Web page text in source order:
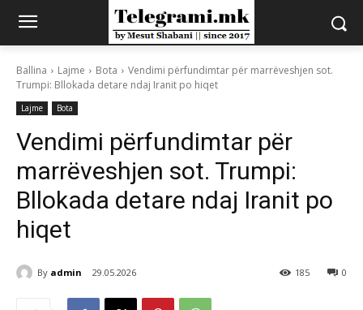
Ballina Lajme Bota
Vendimi përfundimtar për marrëveshjen sot.
Trumpi: Bllokada detare ndaj Iranit po hiqet
Lajme Bota
Vendimi përfundimtar për
marrëveshjen sot. Trumpi:
Bllokada detare ndaj Iranit po
hiqet
By admin 29.05.2026 0
185